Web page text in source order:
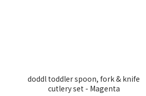
doddl toddler spoon, fork & knife
cutlery set - Magenta